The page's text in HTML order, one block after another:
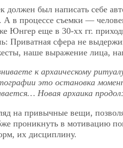
должен был написать себе
А в процессе съемки —
Юнгер еще в 30-хх гг.
Приватная сфера не
наше выражение лица,
к архаическому
это остановка
Новая архаика
на привычные вещи,
проникнуть в мотивацию
их дисциплину.